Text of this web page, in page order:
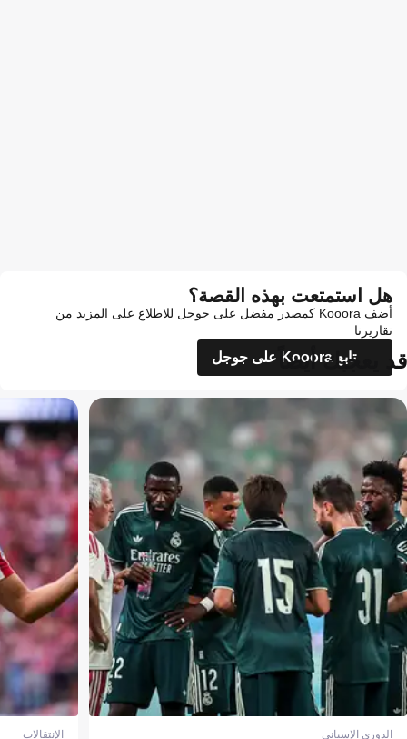
هل استمتعت بهذه القصة؟
أضف Kooora كمصدر مفضل على جوجل للاطلاع على المزيد من
تقاريرنا
تابع Kooora على جوجل
قد يعجبك أيضاً
الدوري الإسباني الإنتقالات